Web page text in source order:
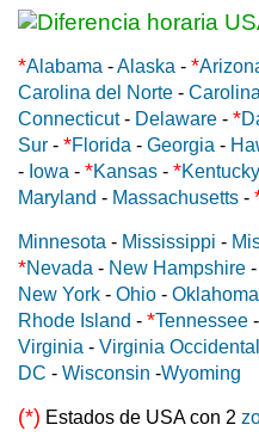
*Alabama -Alaska - *
Carolina del Norte -
Connecticut- Delaware - *
Sur - *Florida - Georgia -
- Iowa - *Kansas - *Kentucky
Maryland - Massachusetts -
Minnesota - Mississippi -
*Nevada - New Hampshire -
New York - Ohio - Oklahoma
Rhode Island - *Tennessee -
Virginia - Virginia Occidental
DC - Wisconsin -Wyoming
(*) Estados de USA con 2